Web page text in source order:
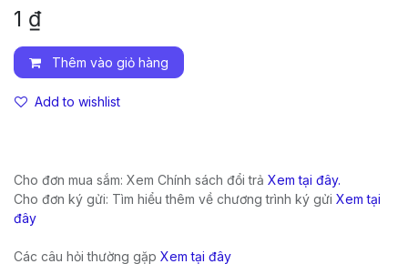
1 ₫
Thêm vào giỏ hàng
Add to wishlist
Cho đơn mua sắm: Xem Chính sách đổi trả Xem tại đây.
Cho đơn ký gửi: Tìm hiểu thêm về chương trình ký gửi Xem tại
đây
Các câu hỏi thường gặp Xem tại đây